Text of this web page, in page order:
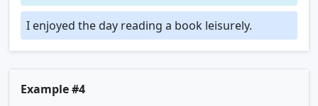
I enjoyed the day reading a book leisurely.
Example #4